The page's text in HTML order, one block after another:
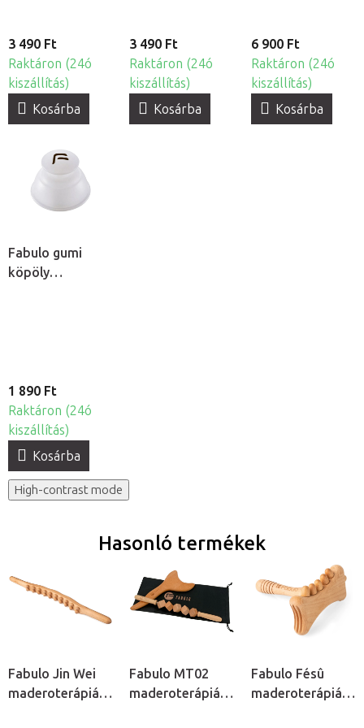
3 490 Ft
Raktáron (24ó
kiszállítás)
Kosárba
3 490 Ft
Raktáron (24ó
kiszállítás)
Kosárba
6 900 Ft
Raktáron (24ó
kiszállítás)
Kosárba
Fabulo gumi
köpöly
1 890 Ft
Raktáron (24ó
kiszállítás)
Kosárba
High-contrast mode
Hasonló termékek
Fabulo Jin Wei
maderoterápiás
Fabulo MT02
maderoterápiás
Fabulo Fésû
maderoterápiás